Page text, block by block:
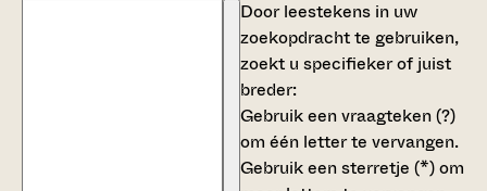
Door leestekens in uw
zoekopdracht te gebruiken,
zoekt u specifieker of juist
breder:
Gebruik eenvraagteken (?)
om één letter te vervangen.
Gebruik eensterretje (*)om